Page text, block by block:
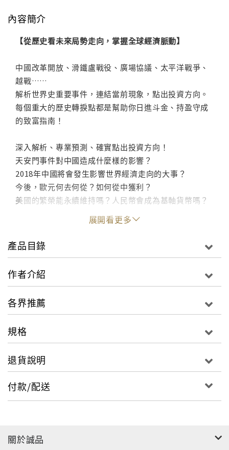
內容簡介
【從歷史看未來局勢走向，掌握全球經濟脈動】
中國改革開放、滑鐵盧戰役、廣場協議、太平洋戰爭、
越戰……
解析世界史重要事件，連結當前現象，點出投資方向。
每個重大的歷史轉捩點都是幫助你日進斗金、持盈守成
的致富指南！
深入解析、專業預測、確實點出投資方向！
天安門事件對中國造成什麼樣的影響？
2018年中國將會發生影響世界經濟走向的大事？
今後，歐元何去何從？如何從中獲利？
美國的繁榮能永續維持嗎？人民幣會成為基軸貨幣嗎？
人稱「經濟千里眼」的作者，長年從事金融市場的解讀
與預測，在華爾街創造傑出成就，並且擔任外商金融企
業的日本分社長。
知今。
的公式，才會算出對的答案！
在致富起跑點！
「愚者從經驗中學習，我則寧願汲取他人經驗。」
（Fools say that they learn by experience. I
prefer to profit by others experience.）－－鐵血宰
相 俾斯麥
展開看更多
產品目錄
作者介紹
各界推薦
規格
退貨說明
付款/配送
關於誠品